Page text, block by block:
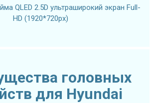
QLED 2.5D ультраширокий экран Full-
HD (1920*720px)
головных
для Hyundai